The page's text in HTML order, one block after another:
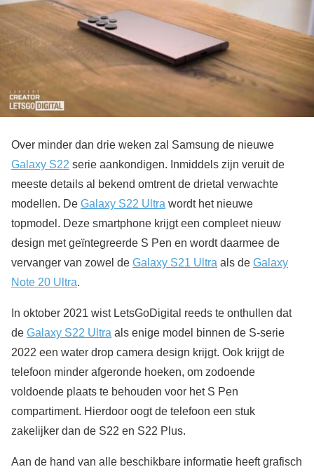
Over minder dan drie weken zal Samsung de nieuwe
Galaxy S22 serie aankondigen. Inmiddels zijn veruit de
meeste details al bekend omtrent de drietal verwachte
modellen. De Galaxy S22 Ultra wordt het nieuwe
topmodel. Deze smartphone krijgt een compleet nieuw
design met geïntegreerde S Pen en wordt daarmee de
vervanger van zowel de Galaxy S21 Ultra als de Galaxy
Note 20 Ultra.
In oktober 2021 wist LetsGoDigital reeds te onthullen dat
de Galaxy S22 Ultra als enige model binnen de S-serie
2022 een water drop camera design krijgt. Ook krijgt de
telefoon minder afgeronde hoeken, om zodoende
voldoende plaats te behouden voor het S Pen
compartiment. Hierdoor oogt de telefoon een stuk
zakelijker dan de S22 en S22 Plus.
Aan de hand van alle beschikbare informatie heeft grafisch